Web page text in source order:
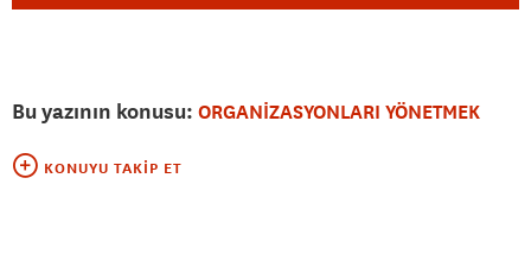
Bu yazının konusu: ORGANİZASYONLARI YÖNETMEK
KONUYU TAKIP ET